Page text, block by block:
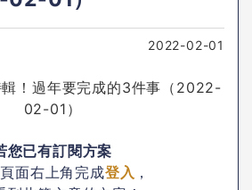
2022-02-01
您已有訂閱方案
面右上角完成登入 ，